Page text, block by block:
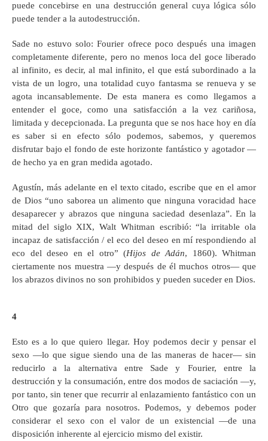
puede concebirse en una destrucción general cuya lógica sólo
puede tender a la autodestrucción.
Sade no estuvo solo: Fourier ofrece poco después una imagen
completamente diferente, pero no menos loca del goce liberado
al infinito, es decir, al mal infinito, el que está subordinado a la
vista de un logro, una totalidad cuyo fantasma se renueva y se
agota incansablemente. De esta manera es como llegamos a
entender el goce, como una satisfacción a la vez cariñosa,
limitada y decepcionada. La pregunta que se nos hace hoy en día
es saber si en efecto sólo podemos, sabemos, y queremos
disfrutar bajo el fondo de este horizonte fantástico y agotador —
de hecho ya en gran medida agotado.
Agustín, más adelante en el texto citado, escribe que en el amor
de Dios “uno saborea un alimento que ninguna voracidad hace
desaparecer y abrazos que ninguna saciedad desenlaza”. En la
mitad del siglo XIX, Walt Whitman escribió: “la irritable ola
incapaz de satisfacción / el eco del deseo en mí respondiendo al
eco del deseo en el otro” (Hijos de Adán, 1860). Whitman
ciertamente nos muestra —y después de él muchos otros— que
los abrazos divinos no son prohibidos y pueden suceder en Dios.
4
Esto es a lo que quiero llegar. Hoy podemos decir y pensar el
sexo —lo que sigue siendo una de las maneras de hacer— sin
reducirlo a la alternativa entre Sade y Fourier, entre la
destrucción y la consumación, entre dos modos de saciación —y,
por tanto, sin tener que recurrir al enlazamiento fantástico con un
Otro que gozaría para nosotros. Podemos, y debemos poder
considerar el sexo con el valor de un existencial —de una
disposición inherente al ejercicio mismo del existir.